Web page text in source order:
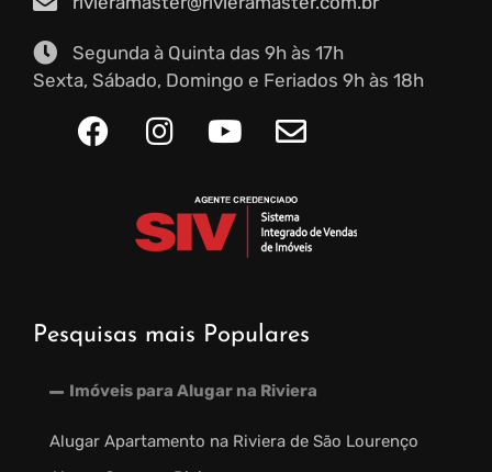
Segunda à Quinta das 9h às 17h
Sexta, Sábado, Domingo e Feriados 9h às 18h
Pesquisas mais Populares
Imóveis para Alugar na Riviera
Alugar Apartamento na Riviera de São Lourenço